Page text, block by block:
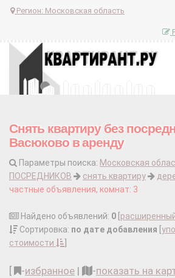
Регион: Московская область
Снять квартиру без
Васюково в аренду
Параметры поиска: Московская
ПОСРЕДНИКОВ
снять квартиру
частные объявления, комнат: 3
Найдено объявлений: 0
Сортировка: по дате добавления
стоимости
-избранное | -показать на